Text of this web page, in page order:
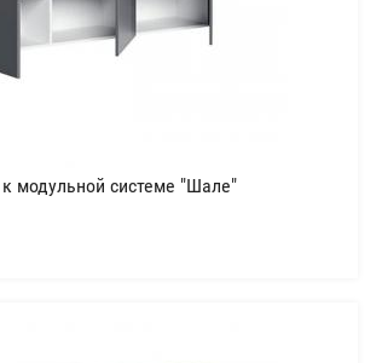
модульной системе "Шале"